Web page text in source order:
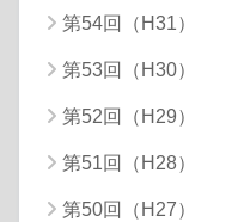
第54回（H31）
第53回（H30）
第52回（H29）
第51回（H28）
第50回（H27）